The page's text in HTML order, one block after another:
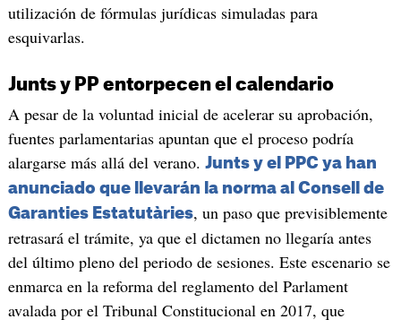
utilización de fórmulas jurídicas simuladas para
esquivarlas.
Junts y PP entorpecen el calendario
A pesar de la voluntad inicial de acelerar su aprobación,
fuentes parlamentarias apuntan que el proceso podría
alargarse más allá del verano. Junts y el PPC ya han
anunciado que llevarán la norma al Consell de
Garanties Estatutàries, un paso que previsiblemente
retrasará el trámite, ya que el dictamen no llegaría antes
del último pleno del periodo de sesiones. Este escenario se
enmarca en la reforma del reglamento del Parlament
avalada por el Tribunal Constitucional en 2017, que